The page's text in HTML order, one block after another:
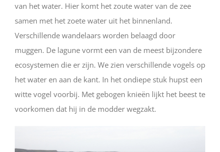
van het water. Hier komt het zoute water van de zee
samen met het zoete water uit het binnenland.
Verschillende wandelaars worden belaagd door
muggen. De lagune vormt een van de meest bijzondere
ecosystemen die er zijn. We zien verschillende vogels op
het water en aan de kant. In het ondiepe stuk hupst een
witte vogel voorbij. Met gebogen knieën lijkt het beest te
voorkomen dat hij in de modder wegzakt.